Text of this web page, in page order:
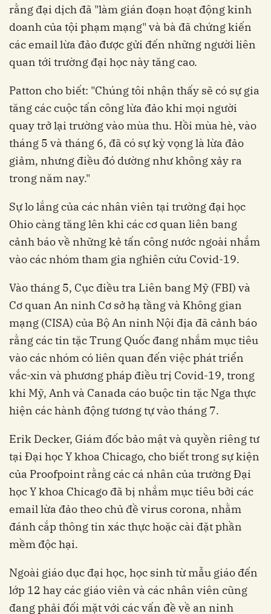
rằng đại dịch đã "làm gián đoạn hoạt động kinh
doanh của tội phạm mạng" và bà đã chứng kiến
các email lừa đảo được gửi đến những người liên
quan tới trường đại học này tăng cao.
Patton cho biết: "Chúng tôi nhận thấy sẽ có sự gia
tăng các cuộc tấn công lừa đảo khi mọi người
quay trở lại trường vào mùa thu. Hồi mùa hè, vào
tháng 5 và tháng 6, đã có sự kỳ vọng là lừa đảo
giảm, nhưng điều đó dường như không xảy ra
trong năm nay."
Sự lo lắng của các nhân viên tại trường đại học
Ohio càng tăng lên khi các cơ quan liên bang
cảnh báo về những kẻ tấn công nước ngoài nhắm
vào các nhóm tham gia nghiên cứu Covid-19.
Vào tháng 5, Cục điều tra Liên bang Mỹ (FBI) và
Cơ quan An ninh Cơ sở hạ tầng và Không gian
mạng (CISA) của Bộ An ninh Nội địa đã cảnh báo
rằng các tin tặc Trung Quốc đang nhắm mục tiêu
vào các nhóm có liên quan đến việc phát triển
vắc-xin và phương pháp điều trị Covid-19, trong
khi Mỹ, Anh và Canada cáo buộc tin tặc Nga thực
hiện các hành động tương tự vào tháng 7.
Erik Decker, Giám đốc bảo mật và quyền riêng tư
tại Đại học Y khoa Chicago, cho biết trong sự kiện
của Proofpoint rằng các cá nhân của trường Đại
học Y khoa Chicago đã bị nhắm mục tiêu bởi các
email lừa đảo theo chủ đề virus corona, nhằm
đánh cắp thông tin xác thực hoặc cài đặt phần
mềm độc hại.
Ngoài giáo dục đại học, học sinh từ mẫu giáo đến
lớp 12 hay các giáo viên và các nhân viên cũng
đang phải đối mặt với các vấn đề về an ninh